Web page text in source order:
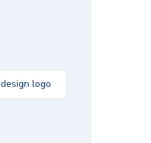
design logo